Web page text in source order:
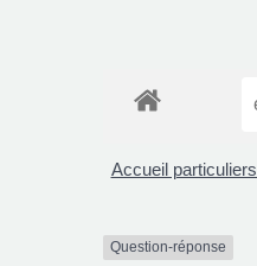
Accueil particuliers
Question-réponse